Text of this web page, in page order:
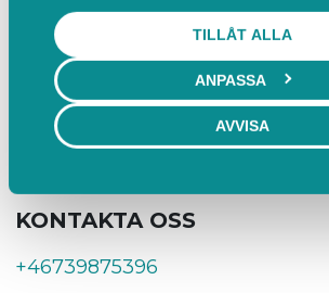
TILLÅT ALLA
ANPASSA
AVVISA
VÅRT TEAM
KONTAKTA OSS
+46739875396